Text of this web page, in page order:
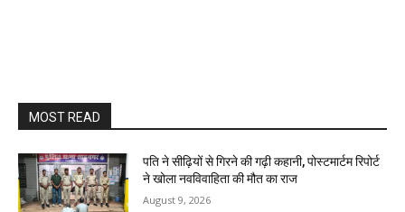
MOST READ
पति ने सीढ़ियों से गिरने की गढ़ी कहानी, पोस्टमार्टम रिपोर्ट
ने खोला नवविवाहिता की मौत का राज
August 9, 2026